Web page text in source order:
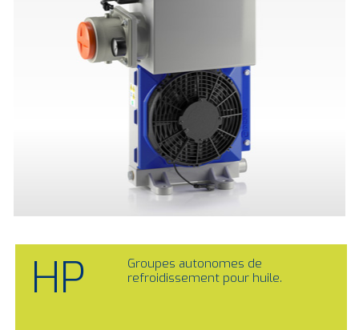
HP
Groupes autonomes de
refroidissement pour huile.